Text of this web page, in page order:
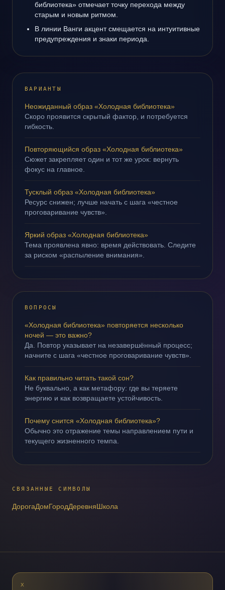
библиотека» отмечает точку перехода между
старым и новым ритмом.
В линии Ванги акцент смещается на интуитивные
предупреждения и знаки периода.
ВАРИАНТЫ
Неожиданный образ «Холодная библиотека»
Скоро проявится скрытый фактор, и потребуется
гибкость.
Повторяющийся образ «Холодная библиотека»
Сюжет закрепляет один и тот же урок: вернуть
фокус на главное.
Тусклый образ «Холодная библиотека»
Ресурс снижен; лучше начать с шага «честное
проговаривание чувств».
Яркий образ «Холодная библиотека»
Тема проявлена явно: время действовать. Следите
за риском «распыление внимания».
ВОПРОСЫ
«Холодная библиотека» повторяется несколько
ночей — это важно?
Да. Повтор указывает на незавершённый процесс;
начните с шага «честное проговаривание чувств».
Как правильно читать такой сон?
Не буквально, а как метафору: где вы теряете
энергию и как возвращаете устойчивость.
Почему снится «Холодная библиотека»?
Обычно это отражение темы направлением пути и
текущего жизненного темпа.
СВЯЗАННЫЕ СИМВОЛЫ
ДорогаДомГородДеревняШкола
X